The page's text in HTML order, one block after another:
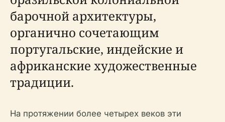
барочной архитектуры,
органично сочетающим
португальские, индейские и
африканские художественные
традиции.
На протяжении более четырех веков эти